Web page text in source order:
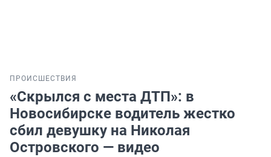
ПРОИСШЕСТВИЯ
«Скрылся с места ДТП»: в
Новосибирске водитель жестко
сбил девушку на Николая
Островского — видео